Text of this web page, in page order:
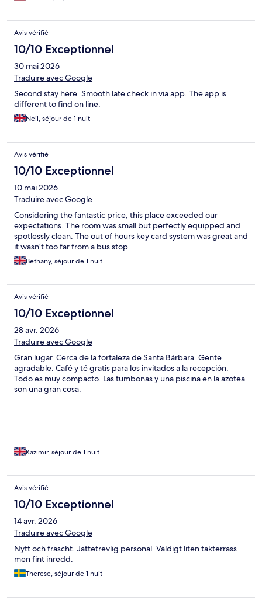
Avis vérifié
10/10 Exceptionnel
30 mai 2026
Traduire avec Google
Second stay here. Smooth late check in via app. The app is
different to find on line.
Neil, séjour de 1 nuit
Avis vérifié
10/10 Exceptionnel
10 mai 2026
Traduire avec Google
Considering the fantastic price, this place exceeded our
expectations. The room was small but perfectly equipped and
spotlessly clean. The out of hours key card system was great and
it wasn’t too far from a bus stop
Bethany, séjour de 1 nuit
Avis vérifié
10/10 Exceptionnel
28 avr. 2026
Traduire avec Google
Gran lugar. Cerca de la fortaleza de Santa Bárbara. Gente
agradable. Café y té gratis para los invitados a la recepción.
Todo es muy compacto. Las tumbonas y una piscina en la azotea
son una gran cosa.
Kazimir, séjour de 1 nuit
Avis vérifié
10/10 Exceptionnel
14 avr. 2026
Traduire avec Google
Nytt och fräscht. Jättetrevlig personal. Väldigt liten takterrass
men fint inredd.
Therese, séjour de 1 nuit